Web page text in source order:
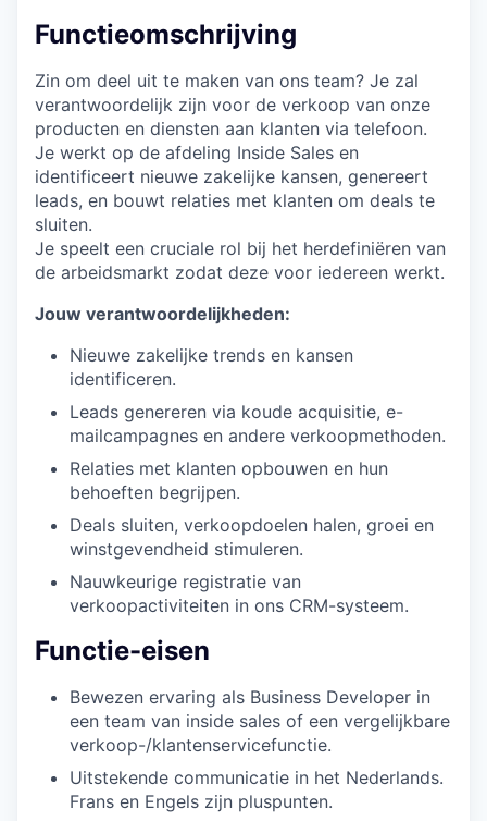
Functieomschrijving
Zin om deel uit te maken van ons team? Je zal
verantwoordelijk zijn voor de verkoop van onze
producten en diensten aan klanten via telefoon.
Je werkt op de afdeling Inside Sales en
identificeert nieuwe zakelijke kansen, genereert
leads, en bouwt relaties met klanten om deals te
sluiten.
Je speelt een cruciale rol bij het herdefiniëren van
de arbeidsmarkt zodat deze voor iedereen werkt.
Jouw verantwoordelijkheden:
Nieuwe zakelijke trends en kansen
identificeren.
Leads genereren via koude acquisitie, e-
mailcampagnes en andere verkoopmethoden.
Relaties met klanten opbouwen en hun
behoeften begrijpen.
Deals sluiten, verkoopdoelen halen, groei en
winstgevendheid stimuleren.
Nauwkeurige registratie van
verkoopactiviteiten in ons CRM-systeem.
Functie-eisen
Bewezen ervaring als Business Developer in
een team van inside sales of een vergelijkbare
verkoop-/klantenservicefunctie.
Uitstekende communicatie in het Nederlands.
Frans en Engels zijn pluspunten.